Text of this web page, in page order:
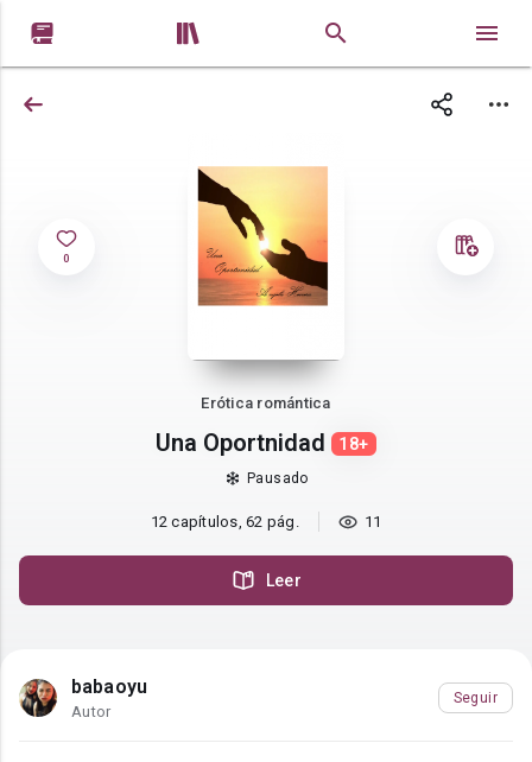
 
0
Erótica romántica
Una Oportnidad 18+
Pausado
12 capítulos, 62 pág. 11
Leer
babaoyu
Autor
Seguir